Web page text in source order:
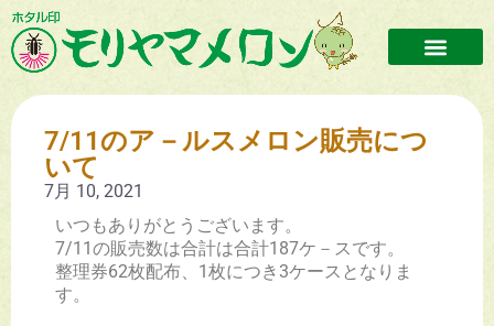
7/11のア－ルスメロン販売につ
いて
7月 10, 2021
いつもありがとうございます。
7/11の販売数は合計は合計187ケ－スです。
整理券62枚配布、1枚につき3ケースとなりま
す。